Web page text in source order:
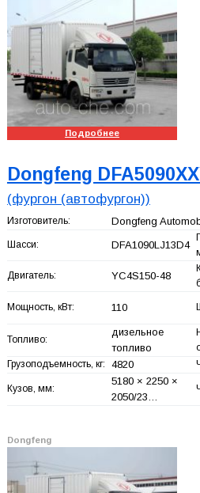
Подробнее
Dongfeng
(фургон (автофургон))
Изготовитель: Dongfeng
Шасси: DFA1090LJ13D4
Двигатель: YC4S150-48
Мощность, кВт: 110
Топливо:
дизельное
топливо
Грузоподъемность, кг: 4820
Кузов, мм:
5180 × 2250 ×
2050/23…
Dongfeng